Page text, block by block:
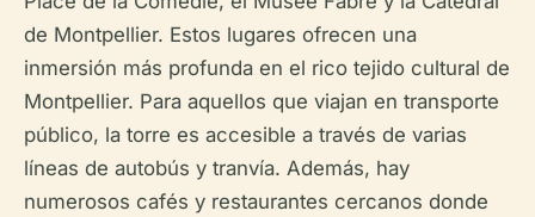
de Montpellier. Estos lugares ofrecen una
inmersión más profunda en el rico tejido cultural de
Montpellier. Para aquellos que viajan en transporte
público, la torre es accesible a través de varias
líneas de autobús y tranvía. Además, hay
numerosos cafés y restaurantes cercanos donde